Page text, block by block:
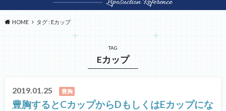
HOME タグ : Eカップ
TAG
Eカップ
2019.01.25 豊胸
豊胸するとCカップからDもしくはEカップにな